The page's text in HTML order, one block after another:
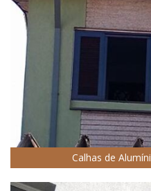
Calhas de